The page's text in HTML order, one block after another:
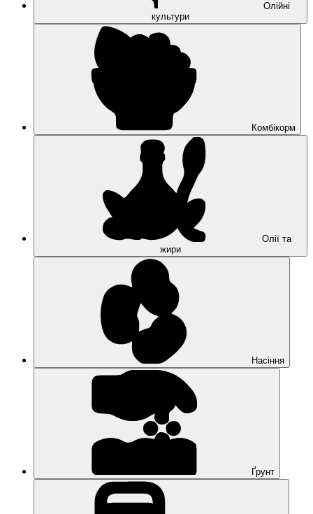
Олійні
культури
Комбікорм
Олії та
жири
Насіння
Ґрунт